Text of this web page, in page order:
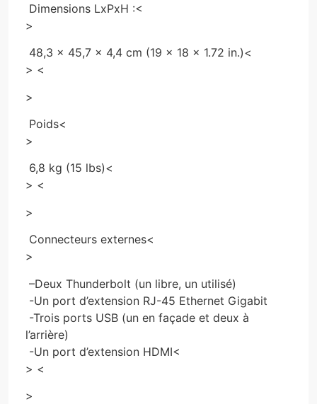
Dimensions LxPxH :<
>
48,3 x 45,7 x 4,4 cm (19 x 18 x 1.72 in.)<
> <
>
Poids<
>
6,8 kg (15 lbs)<
> <
>
Connecteurs externes<
>
–Deux Thunderbolt (un libre, un utilisé)
-Un port d’extension RJ-45 Ethernet Gigabit
-Trois ports USB (un en façade et deux à
l’arrière)
-Un port d’extension HDMI<
> <
>